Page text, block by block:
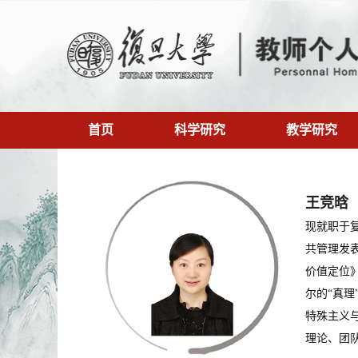
首页 科学研究 教学研究
王竞晗
现就职于
共管理发
价值定位
尔的“真
特殊主义
理论、团